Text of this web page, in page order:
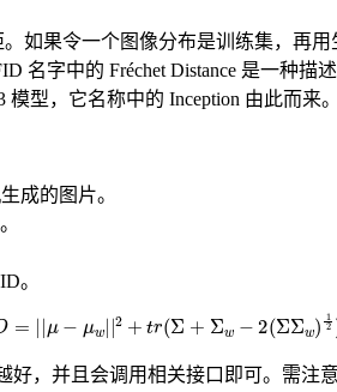
如果令一个图像分布是训练集，
名字中的 Fréchet Distance 是一种
型，它名称中的 Inception 由此而来。
成的图片。
。
F = | 2+ +Σ −2 )12)
，并且会调用相关接口即可。需注